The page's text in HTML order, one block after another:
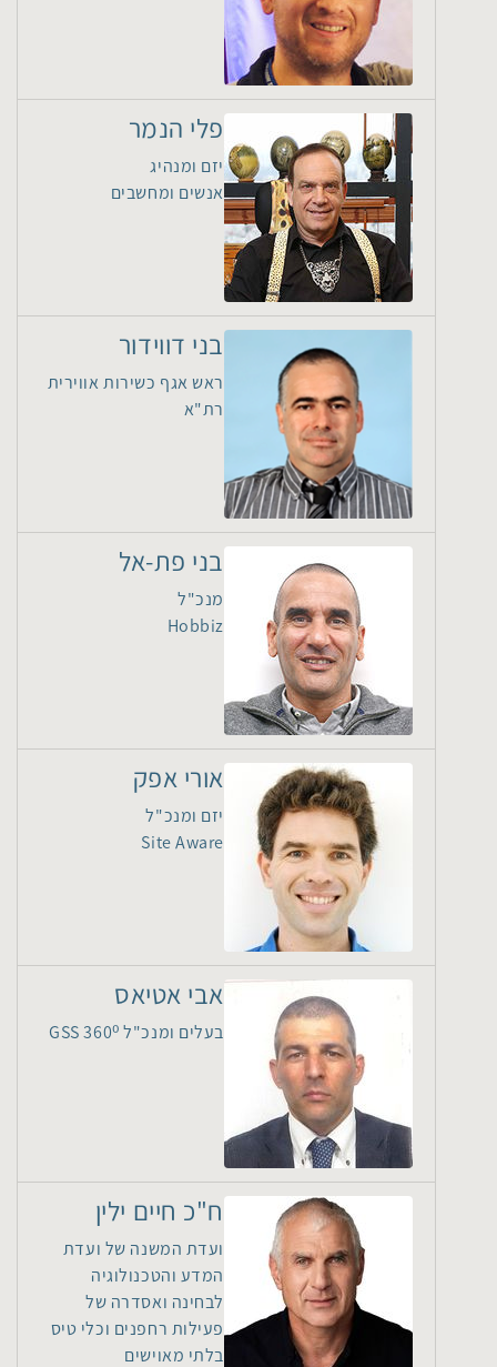
פלי הנמר
יזם ומנהיג
אנשים ומחשבים
בני דווידור
ראש אגף כשירות אווירית
רת"א
בני פת-אל
מנכ"ל
Hobbiz
אורי אפק
יזם ומנכ"ל
Site Aware
אבי אטיאס
בעלים ומנכ"ל GSS 360⁰
ח"כ חיים ילין
ועדת המשנה של ועדת
המדע והטכנולוגיה
לבחינה ואסדרה של
פעילות רחפנים וכלי טיס
בלתי מאוישים